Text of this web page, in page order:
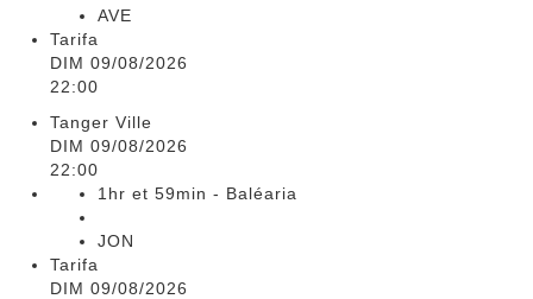
AVE
Tarifa
DIM 09/08/2026
22:00
Tanger Ville
DIM 09/08/2026
22:00
1hr et 59min - Baléaria
JON
Tarifa
DIM 09/08/2026